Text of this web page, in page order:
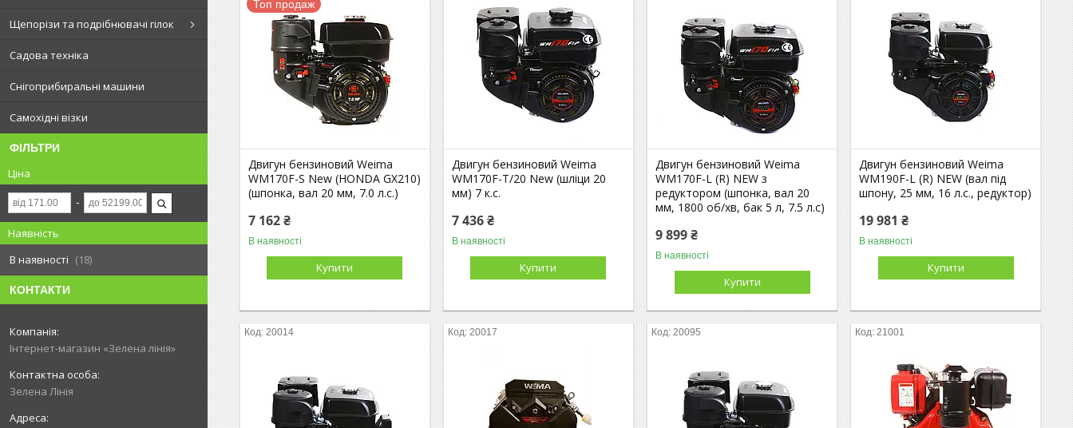
Щепорізи та подрібнювачі гілок
Садова техніка
Снігоприбиральні машини
Самохідні візки
ФІЛЬТРИ
Ціна
Наявність
В наявності
18
КОНТАКТИ
Інтернет-магазин «Зелена лінія»
Зелена Лінія
Топ продаж
Двигун бензиновий Weima
WM170F-S New (HONDA GX210)
(шпонка, вал 20 мм, 7.0 л.с.)
7 162 ₴
В наявності
Купити
Двигун бензиновий Weima
WM170F-T/20 New (шліци 20
мм) 7 к.с.
7 436 ₴
В наявності
Купити
Двигун бензиновий Weima
WM170F-L (R) NEW з
редуктором (шпонка, вал 20
мм, 1800 об/хв, бак 5 л, 7.5 л.с)
9 899 ₴
В наявності
Купити
Двигун бензиновий Weima
WM190F-L (R) NEW (вал під
шпону, 25 мм, 16 л.с., редуктор)
19 981 ₴
В наявності
Купити
20014 20017 20095 21001